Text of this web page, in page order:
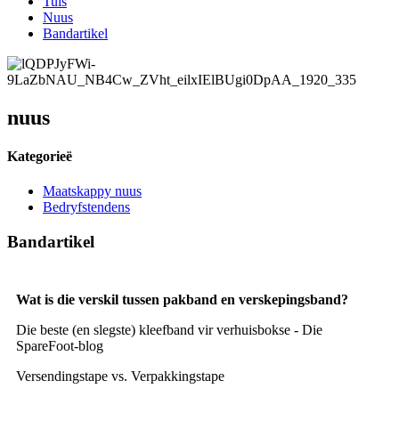
Nuus
Bandartikel
nuus
Kategorieë
Maatskappy nuus
Bedryfstendens
Bandartikel
Wat is die verskil tussen pakband en verskepingsband?
Die beste (en slegste) kleefband vir verhuisbokse - Die
SpareFoot-blog
Versendingstape vs. Verpakkingstape